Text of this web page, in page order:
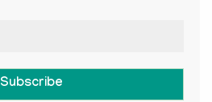
Subscribe